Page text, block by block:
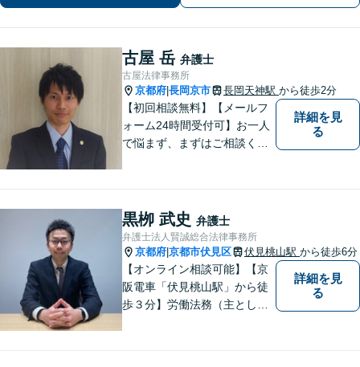
古屋 岳 弁護士
古屋法律事務所
京都府 長岡京市 長岡天神駅 から徒歩2分
【初回相談無料】【メールフ
ォーム24時間受付可】お一人
で悩まず、まずはご相談くだ
詳細を見
る
黒栁 武史 弁護士
弁護士法人賢誠総合法律事務所
京都府 京都市伏見区 伏見桃山駅 から徒歩6分
【オンライン相談可能】【京
阪電車「伏見桃山駅」から徒
歩３分】労働法務（主として
詳細を見
る